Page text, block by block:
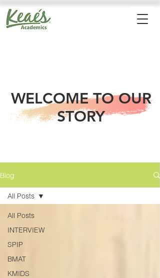
WELCOME TO OUR
STORY
Blog
All Posts
INTERVIEW
SPIP
BMAT
KMIDS
All Posts